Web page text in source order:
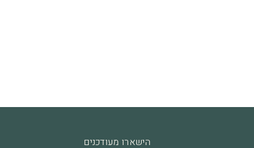
הישארו מעודכנים